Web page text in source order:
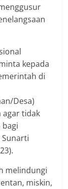
kepada
di
Desa)
tidak
Sunarti
melindungi
miskin,